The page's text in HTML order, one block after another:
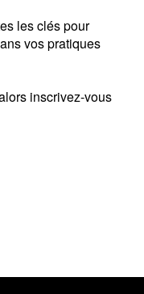
les clés pour
vos pratiques
inscrivez-vous